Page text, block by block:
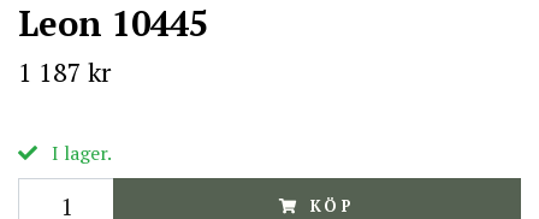
Leon 10445
1 187 kr
I lager.
KÖP